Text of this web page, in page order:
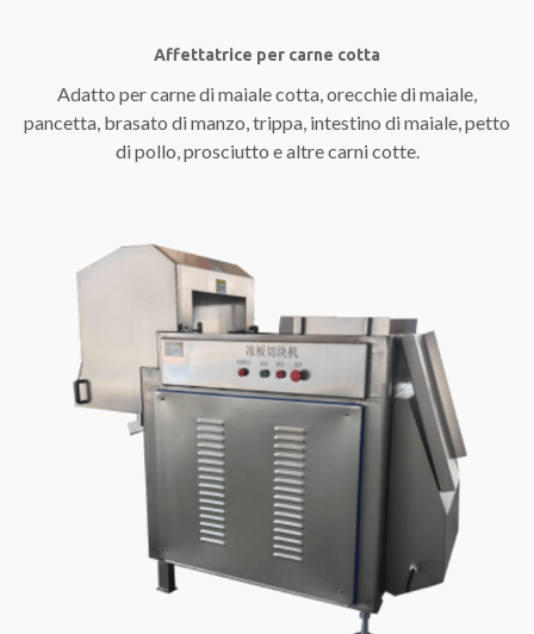
Affettatrice per carne cotta
Adatto per carne di maiale cotta, orecchie di maiale,
pancetta, brasato di manzo, trippa, intestino di maiale, petto
di pollo, prosciutto e altre carni cotte.